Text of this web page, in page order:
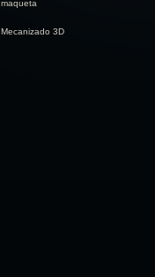
maqueta
Mecanizado 3D